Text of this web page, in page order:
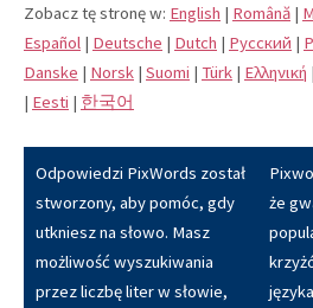
Zobacz tę stronę w: English | Română |
Español | Deutsche | Dutch | Pусский |
Danske | Norsk | Suomi | Türk | Eλληνική |
| Eesti | 한국어
Odpowiedzi PixWords został
stworzony, aby pomóc, gdy
utkniesz na słowo. Masz
możliwość wyszukiwania
przez liczbę liter w słowie,
że